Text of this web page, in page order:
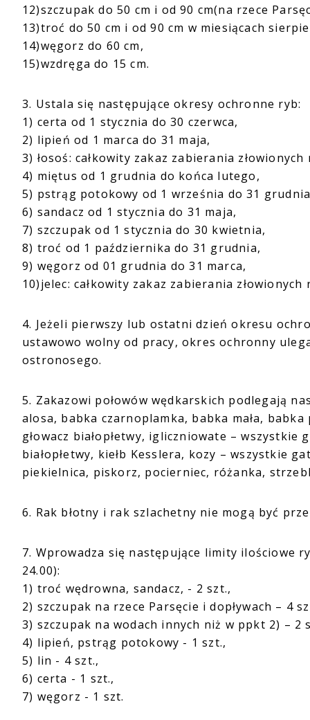
12)szczupak do 50 cm i od 90 cm(na rzece
13)troć do 50 cm i od 90 cm w miesiącach
14)węgorz do 60 cm,
15)wzdręga do 15 cm.
3. Ustala się następujące okresy ochronne ryb:
1) certa od 1 stycznia do 30 czerwca,
2) lipień od 1 marca do 31 maja,
3) łosoś: całkowity zakaz zabierania złowionych
4) miętus od 1 grudnia do końca lutego,
5) pstrąg potokowy od 1 września do 31
6) sandacz od 1 stycznia do 31 maja,
7) szczupak od 1 stycznia do 30 kwietnia,
8) troć od 1 października do 31 grudnia,
9) węgorz od 01 grudnia do 31 marca,
10)jelec: całkowity zakaz zabierania złowionych
4. Jeżeli pierwszy lub ostatni dzień okresu
ustawowo wolny od pracy, okres ochronny
ostronosego.
5. Zakazowi połowów wędkarskich podlegają
alosa, babka czarnoplamka, babka mała,
głowacz białopłetwy, igliczniowate –
białopłetwy, kiełb Kesslera, kozy – wszystkie
piekielnica, piskorz, pocierniec, różanka,
6. Rak błotny i rak szlachetny nie mogą być
7. Wprowadza się następujące limity ilościowe
24.00):
1) troć wędrowna, sandacz, - 2 szt.,
2) szczupak na rzece Parsęcie i dopływach – 4
3) szczupak na wodach innych niż w ppkt 2) – 2
4) lipień, pstrąg potokowy - 1 szt.,
5) lin - 4 szt.,
6) certa - 1 szt.,
7) węgorz - 1 szt.